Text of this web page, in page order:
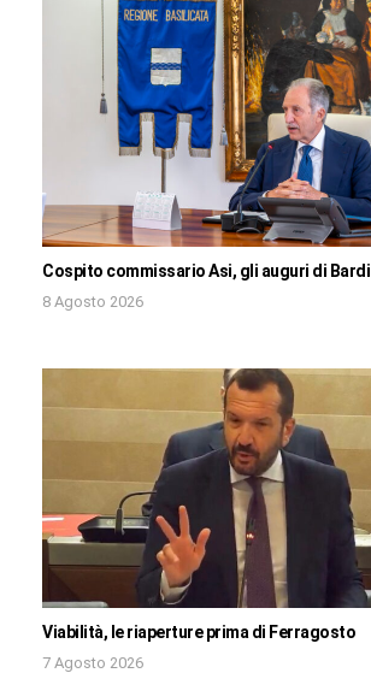
Cospito commissario Asi, gli auguri di Bardi
8 Agosto 2026
Viabilità, le riaperture prima di Ferragosto
7 Agosto 2026